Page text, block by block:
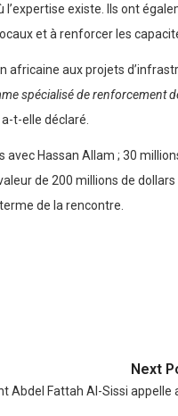
existe. Ils ont
et à renforcer les
africaine aux projets
spécialisé de renforcement
a-t-elle déclaré.
avec Hassan Allam ; 30
de 200 millions de
de la rencontre.
Next
Abdel Fattah Al-Sissi appelle